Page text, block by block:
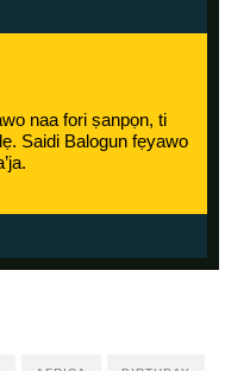
naa fori ṣanpọn, ti
Saidi Balogun fẹyawo